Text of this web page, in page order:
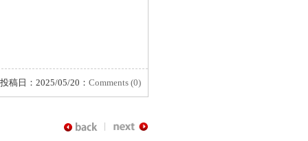
投稿日：2025/05/20： Comments (0)